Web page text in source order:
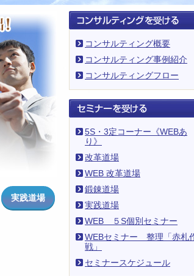
実践道場
コンサルティング概要
コンサルティング事例紹介
コンサルティングフロー
5S・3定コーナー《WEBあ
り》
改革道場
WEB 改革道場
鍛錬道場
実践道場
WEB ５S個別セミナー
WEBセミナー 整理「赤札
戦」
セミナースケジュール